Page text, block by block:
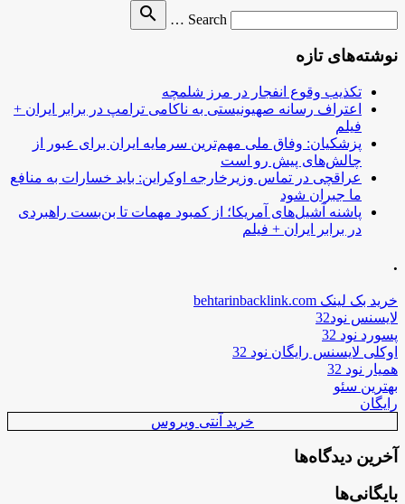
Search …
search
نوشته‌های تازه
تکذیب وقوع انفجار در مرز شلمچه
اعتراف رسانه صهیونیستی به ناکامی ترامپ در برابر ایران +
فیلم
پزشکیان: وفاق ملی مهم‌ترین سرمایه ایران برای عبور از
چالش‌های پیش رو است
عراقچی در تماس وزیرخارجه اوکراین: باید خسارات به منافع
ما جبران شود
پاشنه آشیل‌های آمریکا؛ از کمبود مهمات تا بن‌بست راهبردی
در برابر ایران + فیلم
.
خرید بک لینک behtarinbacklink.com
لایسنس نود32
پسورد نود 32
اوکلی لایسنس رایگان نود 32
همیار نود 32
بهترین سئو
رایگان
خرید آنتی ویروس
آخرین دیدگاه‌ها
بایگانی‌ها